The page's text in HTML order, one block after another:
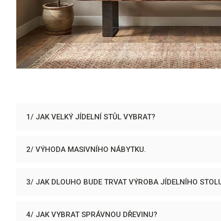
1/ JAK VELKÝ JÍDELNÍ STŮL VYBRAT?
2/ VÝHODA MASIVNÍHO NÁBYTKU.
3/ JAK DLOUHO BUDE TRVAT VÝROBA JÍDELNÍHO
4/ JAK VYBRAT SPRÁVNOU DŘEVINU?